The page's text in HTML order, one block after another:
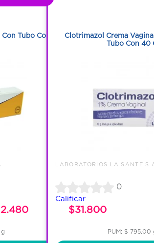
Tubo Con
Clotrimazol Crema
Tubo Con 40
LABORATORIOS LA SANTE S
0
Calificar
$31.800
PUM: $ 795.00